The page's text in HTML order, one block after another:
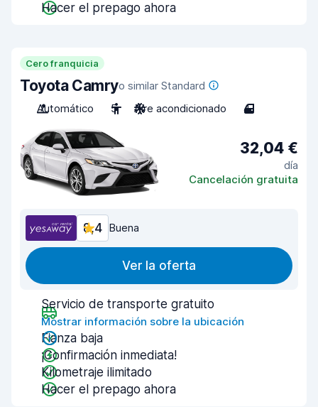
Hacer el prepago ahora
Cero franquicia
Toyota Camryo similar Standard
Automático
5 Aire acondicionado 4
32,04 €
día
Cancelación gratuita
8,4 Buena
Ver la oferta
Servicio de transporte gratuito
Mostrar información sobre la ubicación
Fianza baja
¡Confirmación inmediata!
Kilometraje ilimitado
Hacer el prepago ahora